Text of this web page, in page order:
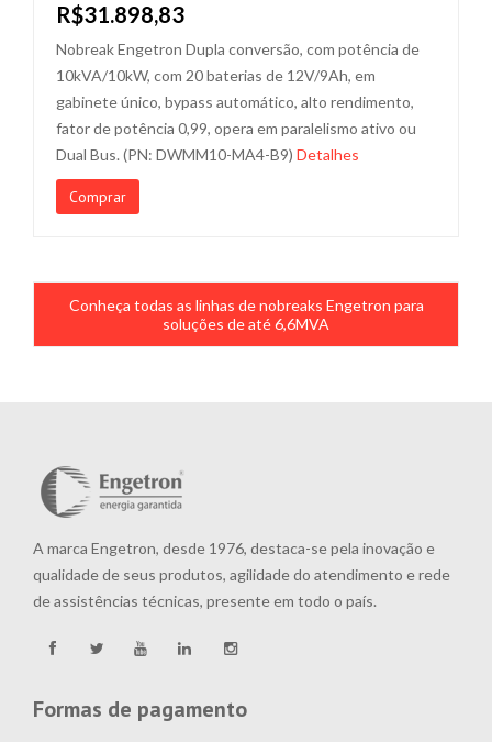
R$31.898,83
Nobreak Engetron Dupla conversão, com potência de
10kVA/10kW, com 20 baterias de 12V/9Ah, em
gabinete único, bypass automático, alto rendimento,
fator de potência 0,99, opera em paralelismo ativo ou
Dual Bus. (PN: DWMM10-MA4-B9) Detalhes
Comprar
Conheça todas as linhas de nobreaks Engetron para
soluções de até 6,6MVA
A marca Engetron, desde 1976, destaca-se pela inovação e
qualidade de seus produtos, agilidade do atendimento e rede
de assistências técnicas, presente em todo o país.
Formas de pagamento